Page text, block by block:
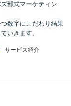
部式マーケティン
数字にこだわり結果
いきます。
サービス紹介